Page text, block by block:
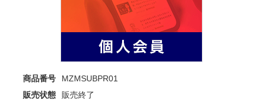
商品番号
MZMSUBPR01
販売状態
販売終了